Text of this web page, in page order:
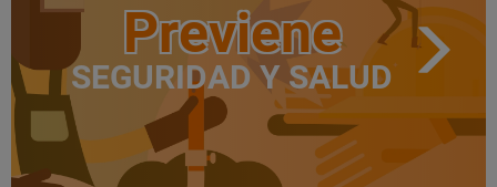
Previene
SEGURIDAD Y SALUD